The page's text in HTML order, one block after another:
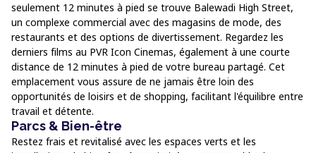
seulement 12 minutes à pied se trouve Balewadi High Street,
un complexe commercial avec des magasins de mode, des
restaurants et des options de divertissement. Regardez les
derniers films au PVR Icon Cinemas, également à une courte
distance de 12 minutes à pied de votre bureau partagé. Cet
emplacement vous assure de ne jamais être loin des
opportunités de loisirs et de shopping, facilitant l'équilibre entre
travail et détente.
Parcs & Bien-être
Restez frais et revitalisé avec les espaces verts et les